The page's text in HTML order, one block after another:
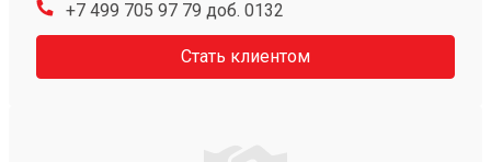
+7 499 705 97 79 доб. 0132
Стать клиентом